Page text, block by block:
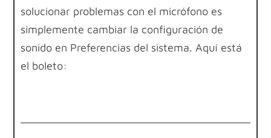
solucionar problemas con el micrófono es
simplemente cambiar la configuración de
sonido en Preferencias del sistema. Aquí está
el boleto: